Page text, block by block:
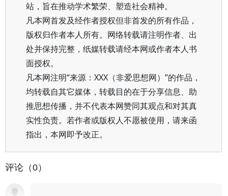
站，旨在推动学术繁荣、塑造社会精神。
凡本网首发及经作者授权但非首发的所有作品，
版权归作者本人所有。网络转载请注明作者、出
处并保持完整，纸媒转载请经本网或作者本人书
面授权。
凡本网注明“来源：XXX（非爱思想网）”的作品，
均转载自其它媒体，转载目的在于分享信息、助
推思想传播，并不代表本网赞同其观点和对其真
实性负责。若作者或版权人不愿被使用，请来函
指出，本网即予改正。
评论（0）